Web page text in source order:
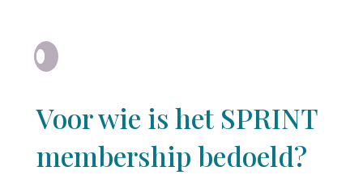
Voor wie is het SPRINT
membership bedoeld?